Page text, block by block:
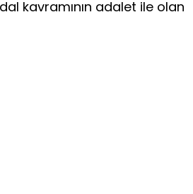
kavramının adalet ile olan